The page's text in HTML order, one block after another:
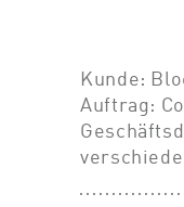
Kunde:
Auftrag: